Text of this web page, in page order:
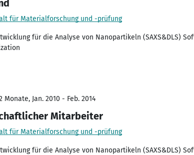
für Materialforschung und -prüfung
für die Analyse von Nanopartikeln (SAXS&DLS)
Monate, Jan. 2010 - Feb. 2014
Mitarbeiter
für Materialforschung und -prüfung
für die Analyse von Nanopartikeln (SAXS&DLS)